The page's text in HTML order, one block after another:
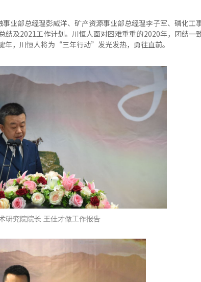
业部总经理彭威洋、矿产资源事业部总经理李子军、磷化工
及2021工作计划。川恒人面对困难重重的2020年，团结一
，川恒人将为“三年行动”发光发热，勇往直前。
研究院院长 王佳才做工作报告